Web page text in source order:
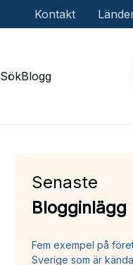
Kontakt
SökBlogg
Senaste
Blogginlägg
Fem exempel på
Sverige som är